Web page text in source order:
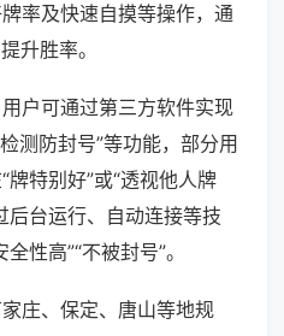
率及快速自摸等操作，通
升胜率。
户可通过第三方软件实现
测防封号”等功能，部分用
特别好”或“透视他人牌
后台运行、自动连接等技
性高”“不被封号”。
庄、保定、唐山等地规